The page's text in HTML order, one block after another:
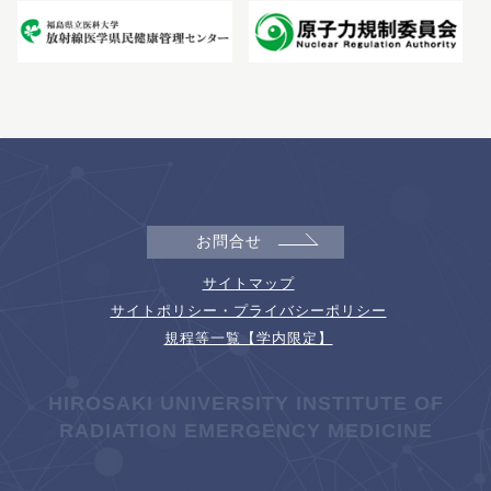
お問合せ
サイトマップ
サイトポリシー・プライバシーポリシー
規程等一覧【学内限定】
HIROSAKI UNIVERSITY INSTITUTE OF
RADIATION EMERGENCY MEDICINE